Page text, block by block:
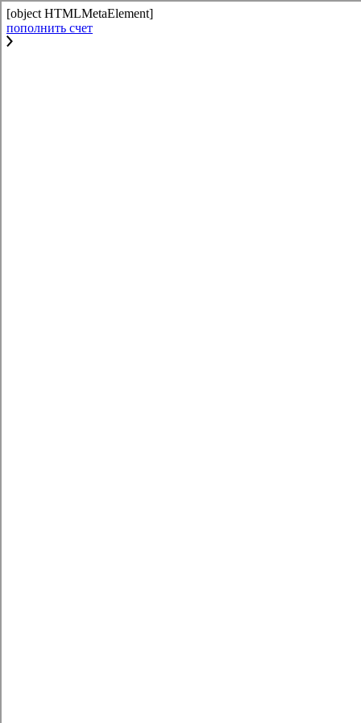
[object HTMLMetaElement]
пополнить счет